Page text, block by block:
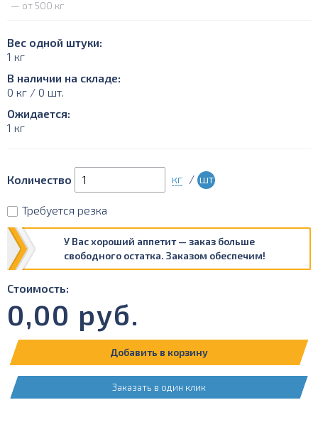
— от 500 кг
Вес одной штуки:
1 кг
В наличии на складе:
0 кг / 0 шт.
Ожидается:
1 кг
Количество кг / шт
Требуется резка
У Вас хороший аппетит — заказ больше
свободного остатка. Заказом обеспечим!
Стоимость:
0,00 руб.
Добавить в корзину
Заказать в один клик